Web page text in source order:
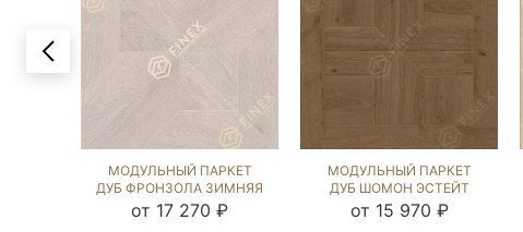
МОДУЛЬНЫЙ ПАРКЕТ
ДУБ ФРОНЗОЛА ЗИМНЯЯ
СКАЗКА (SANDED) 124383
от 17 270 ₽
МОДУЛЬНЫЙ ПАРКЕТ
ДУБ ШОМОН ЭСТЕЙТ
NEW (BRUSHED) 120663
от 15 970 ₽